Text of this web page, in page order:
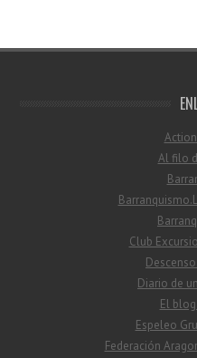
Al filo
Club
Diario de
El
Espeleo
Federación